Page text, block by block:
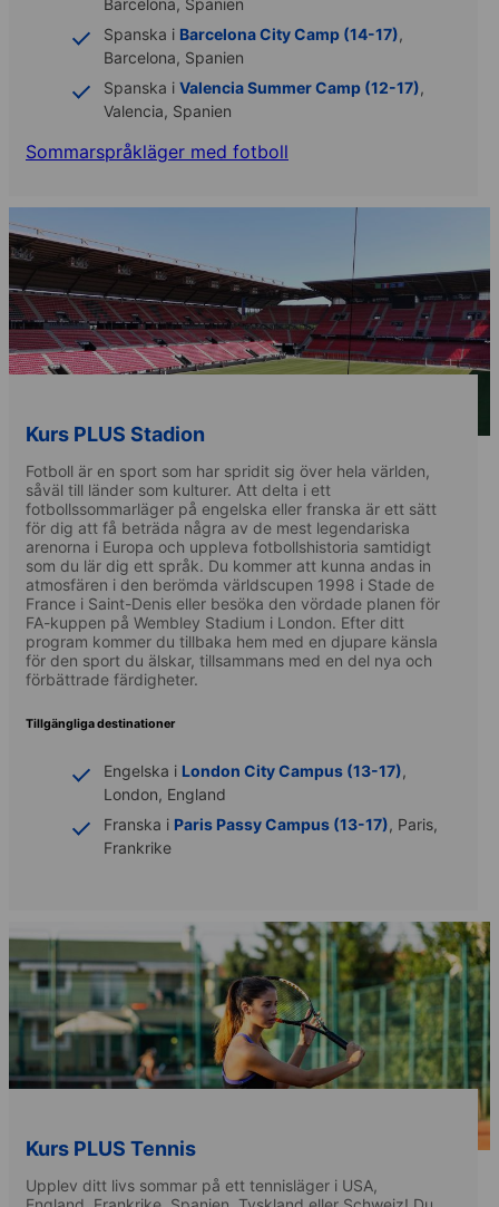
Spanska i Barcelona City Camp (14-17),
Barcelona, Spanien
Spanska i Valencia Summer Camp (12-17),
Valencia, Spanien
Sommarspråkläger med fotboll
Kurs PLUS Stadion
Fotboll är en sport som har spridit sig över hela världen,
såväl till länder som kulturer. Att delta i ett
fotbollssommarläger på engelska eller franska är ett sätt
för dig att få beträda några av de mest legendariska
arenorna i Europa och uppleva fotbollshistoria samtidigt
som du lär dig ett språk. Du kommer att kunna andas in
atmosfären i den berömda världscupen 1998 i Stade de
France i Saint-Denis eller besöka den vördade planen för
FA-kuppen på Wembley Stadium i London. Efter ditt
program kommer du tillbaka hem med en djupare känsla
för den sport du älskar, tillsammans med en del nya och
förbättrade färdigheter.
Tillgängliga destinationer
Engelska i London City Campus (13-17),
London, England
Franska i Paris Passy Campus (13-17), Paris,
Frankrike
Kurs PLUS Tennis
Upplev ditt livs sommar på ett tennisläger i USA,